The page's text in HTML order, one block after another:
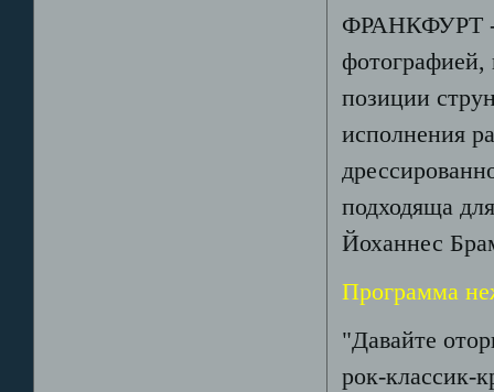
ФРАНКФУРТ -
фотографией,
позиции
исполнения
подходяща
Йоханнес
Программа
"Давайте
рок-классик-